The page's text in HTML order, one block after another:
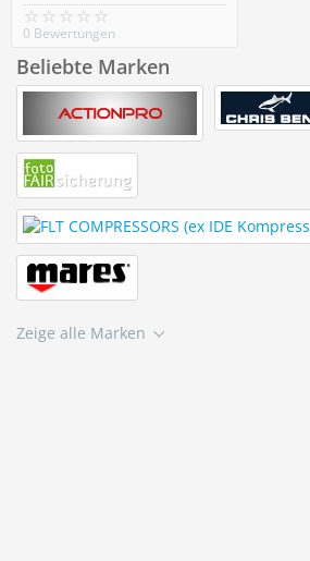
0 Bewertungen
Beliebte Marken
Zeige alle Marken